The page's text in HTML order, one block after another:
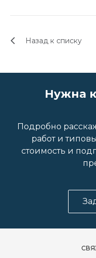
Назад к списку
Нужна
Подробно
работ и
стоимость и